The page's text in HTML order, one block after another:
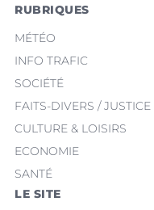
RUBRIQUES
MÉTÉO
INFO TRAFIC
SOCIÉTÉ
FAITS-DIVERS / JUSTICE
CULTURE & LOISIRS
ECONOMIE
SANTÉ
LE SITE